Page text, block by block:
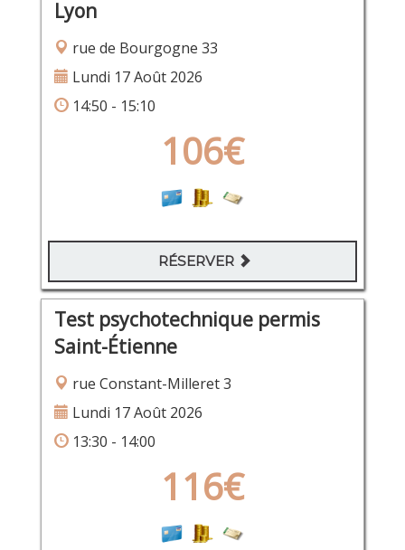
Lyon
rue de Bourgogne 33
Lundi 17 Août 2026
14:50 - 15:10
106€
RÉSERVER
Test psychotechnique permis
Saint-Étienne
rue Constant-Milleret 3
Lundi 17 Août 2026
13:30 - 14:00
116€